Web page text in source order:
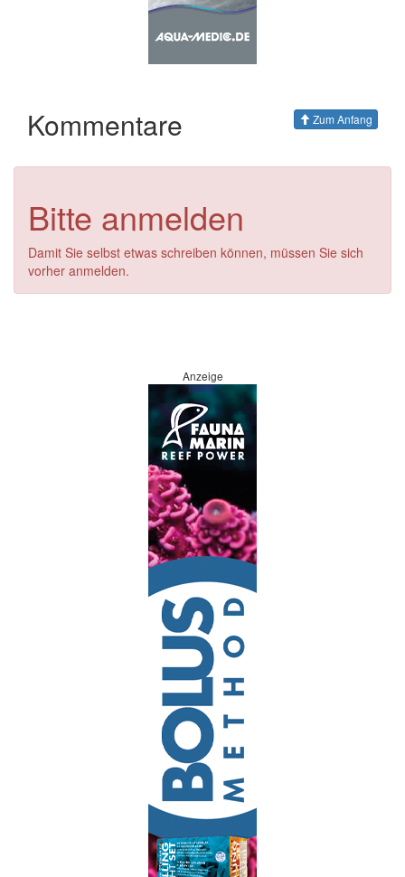
Kommentare Zum Anfang
Bitte anmelden
Damit Sie selbst etwas schreiben können, müssen Sie sich
vorher anmelden.
Anzeige